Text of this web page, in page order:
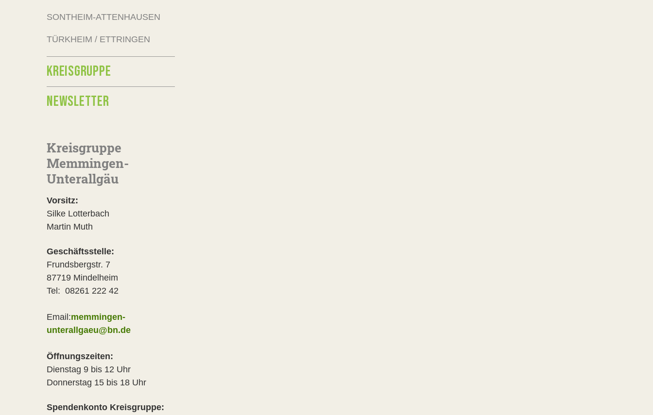
SONTHEIM-ATTENHAUSEN
TÜRKHEIM / ETTRINGEN
KREISGRUPPE
NEWSLETTER
Kreisgruppe
Memmingen-
Unterallgäu
Vorsitz:
Silke Lotterbach
Martin Muth
Geschäftsstelle:
Frundsbergstr. 7
87719 Mindelheim
Tel: 08261 222 42
Email:memmingen-
unterallgaeu@bn.de
Öffnungszeiten:
Dienstag 9 bis 12 Uhr
Donnerstag 15 bis 18 Uhr
Spendenkonto Kreisgruppe: